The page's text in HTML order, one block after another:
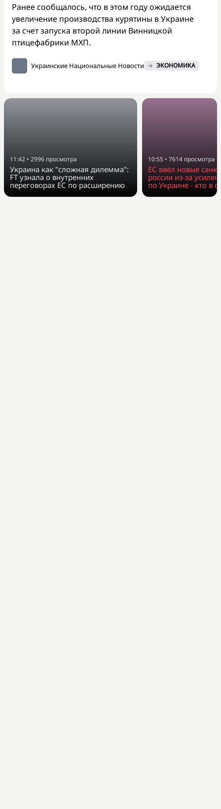
Ранее сообщалось, что в этом году ожидается
увеличение производства курятины в Украине
за счет запуска второй линии Винницкой
птицефабрики МХП.
Украинские Национальные Новости ЭКОНОМИКА
11:42 • 2996 просмотра
Украина как "сложная дилемма":
FT узнала о внутренних
переговорах ЕС по расширению
10:55 • 7614 просмотра
ЕС ввёл новые
россии из-за
по Украине - кто в